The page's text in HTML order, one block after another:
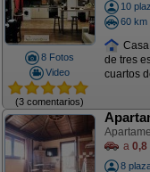
8 Fotos
Video
(3 comentarios)
10
60 km
de tres
cuartos
a 0,8
8